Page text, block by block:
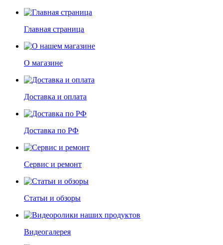
Главная страница
О магазине
Доставка и оплата
Доставка по РФ
Сервис и ремонт
Статьи и обзоры
Видеогалерея